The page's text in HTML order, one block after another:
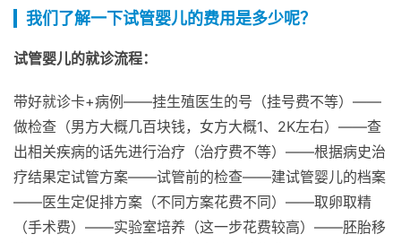
我们了解一下试管婴儿的费用是多少呢？
试管婴儿的就诊流程：
带好就诊卡+病例——挂生殖医生的号（挂号费不等）——
做检查（男方大概几百块钱，女方大概1、2K左右）——查
出相关疾病的话先进行治疗（治疗费不等）——根据病史治
疗结果定试管方案——试管前的检查——建试管婴儿的档案
——医生定促排方案（不同方案花费不同）——取卵取精
（手术费）——实验室培养（这一步花费较高）——胚胎移